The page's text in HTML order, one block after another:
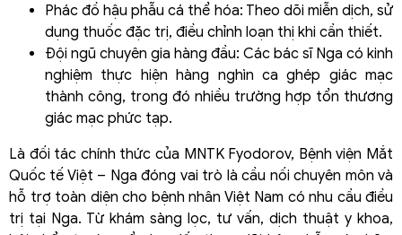
Phác đồ hậu phẫu cá thể hóa: Theo dõi miễn dịch, sử
dụng thuốc đặc trị, điều chỉnh loạn thị khi cần thiết.
Đội ngũ chuyên gia hàng đầu: Các bác sĩ Nga có kinh
nghiệm thực hiện hàng nghìn ca ghép giác mạc
thành công, trong đó nhiều trường hợp tổn thương
giác mạc phức tạp.
Là đối tác chính thức của MNTK Fyodorov, Bệnh viện Mắt
Quốc tế Việt – Nga đóng vai trò là cầu nối chuyên môn và
hỗ trợ toàn diện cho bệnh nhân Việt Nam có nhu cầu điều
trị tại Nga. Từ khám sàng lọc, tư vấn, dịch thuật y khoa,